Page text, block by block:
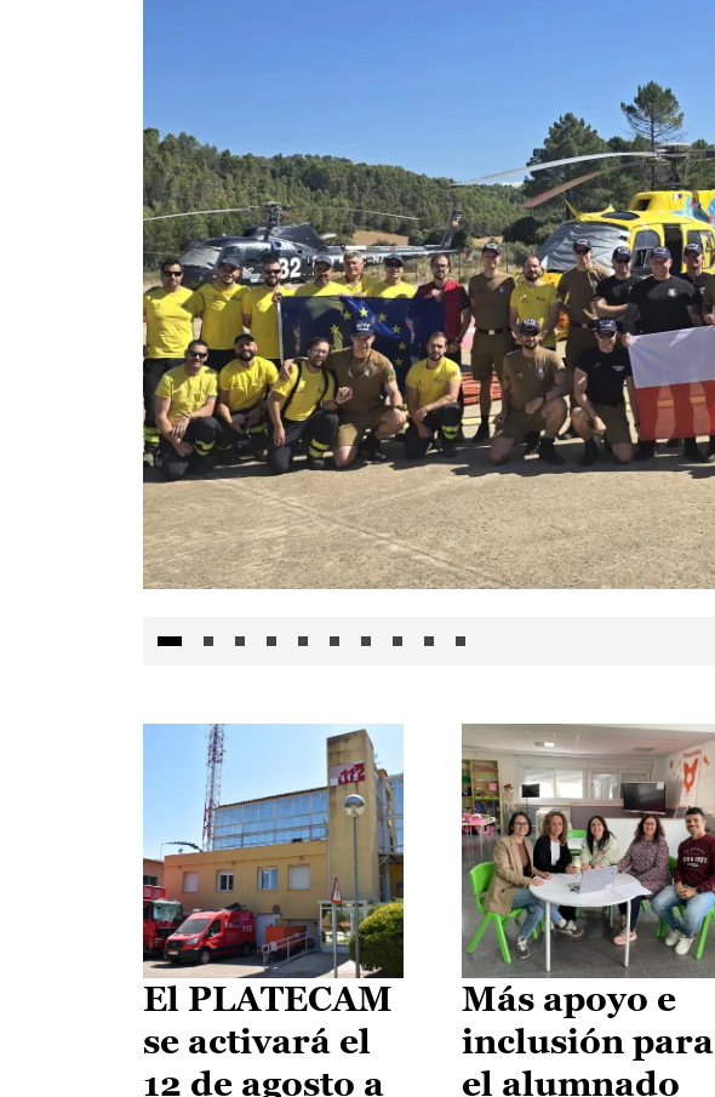
El PLATECAM
se activará el
12 de agosto a
Más apoyo e
inclusión para
el alumnado